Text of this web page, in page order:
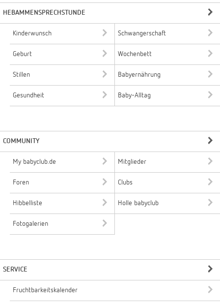
HEBAMMENSPRECHSTUNDE
Kinderwunsch Schwangerschaft
Geburt Wochenbett
Stillen Babyernährung
Gesundheit Baby-Alltag
COMMUNITY
My babyclub.de Mitglieder
Foren Clubs
Hibbelliste Holle babyclub
Fotogalerien
SERVICE
Fruchtbarkeitskalender